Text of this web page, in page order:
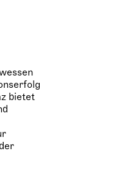
bietet